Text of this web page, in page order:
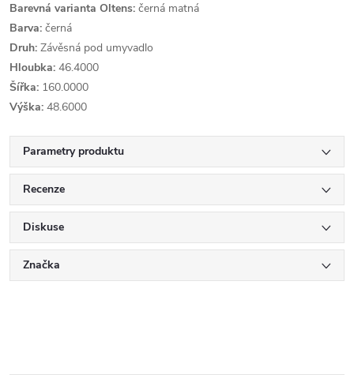
Barevná varianta Oltens: černá matná
Barva: černá
Druh: Závěsná pod umyvadlo
Hloubka: 46.4000
Šířka: 160.0000
Výška: 48.6000
Parametry produktu
Recenze
Diskuse
Značka